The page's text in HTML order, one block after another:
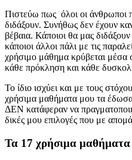
Πιστεύω πως όλοι οι άνθρωποι
διδάξουν. Συνήθως δεν έχουν
βέβαια. Κάποιοι θα μας διδάξουν
κάποιοι άλλοι πάλι με τις
χρήσιμο μάθημα κρύβεται
κάθε πρόκληση και κάθε
Το ίδιο ισχύει και με τους
χρήσιμα μαθήματα μου τα
ΔΕΝ κατάφεραν να
δικές μου επιλογές που με
Τα 17 χρήσιμα μαθήματα